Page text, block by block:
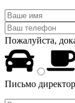
Пожалуйста,
Письмо